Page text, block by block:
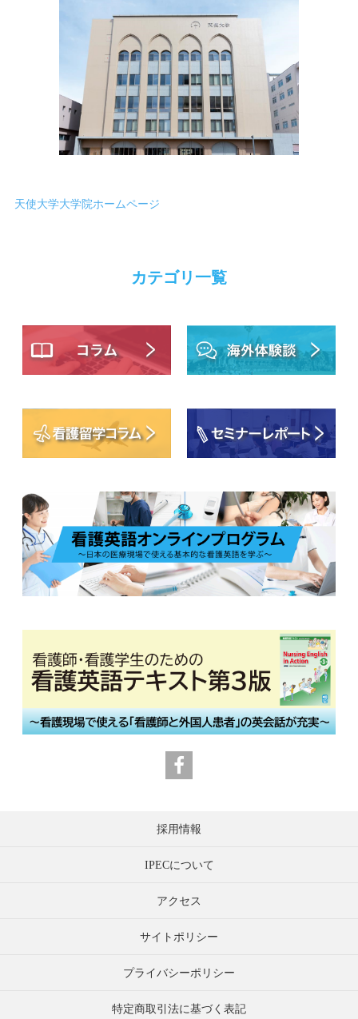
天使大学大学院ホームページ
カテゴリ一覧
採用情報
IPECについて
アクセス
サイトポリシー
プライバシーポリシー
特定商取引法に基づく表記